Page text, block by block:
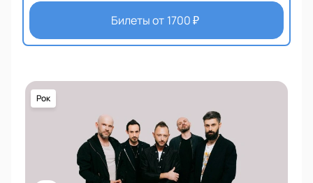
Билеты от 1700₽
Рок